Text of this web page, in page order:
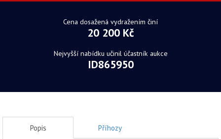
Cena dosažená vydražením činí
20 200 Kč
Nejvyšší nabídku učinil účastník aukce
ID865950
Popis Příhozy